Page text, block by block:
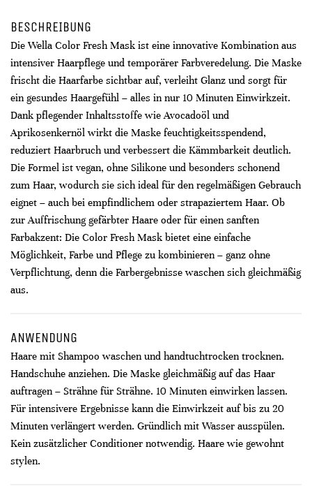
BESCHREIBUNG
Die Wella Color Fresh Mask ist eine innovative Kombination aus
intensiver Haarpflege und temporärer Farbveredelung. Die Maske
frischt die Haarfarbe sichtbar auf, verleiht Glanz und sorgt für
ein gesundes Haargefühl – alles in nur 10 Minuten Einwirkzeit.
Dank pflegender Inhaltsstoffe wie Avocadoöl und
Aprikosenkernöl wirkt die Maske feuchtigkeitsspendend,
reduziert Haarbruch und verbessert die Kämmbarkeit deutlich.
Die Formel ist vegan, ohne Silikone und besonders schonend
zum Haar, wodurch sie sich ideal für den regelmäßigen Gebrauch
eignet – auch bei empfindlichem oder strapaziertem Haar. Ob
zur Auffrischung gefärbter Haare oder für einen sanften
Farbakzent: Die Color Fresh Mask bietet eine einfache
Möglichkeit, Farbe und Pflege zu kombinieren – ganz ohne
Verpflichtung, denn die Farbergebnisse waschen sich gleichmäßig
aus.
ANWENDUNG
Haare mit Shampoo waschen und handtuchtrocken trocknen.
Handschuhe anziehen. Die Maske gleichmäßig auf das Haar
auftragen – Strähne für Strähne. 10 Minuten einwirken lassen.
Für intensivere Ergebnisse kann die Einwirkzeit auf bis zu 20
Minuten verlängert werden. Gründlich mit Wasser ausspülen.
Kein zusätzlicher Conditioner notwendig. Haare wie gewohnt
stylen.